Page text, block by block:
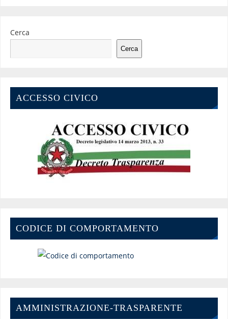
Cerca
Cerca
ACCESSO CIVICO
CODICE DI COMPORTAMENTO
AMMINISTRAZIONE-TRASPARENTE